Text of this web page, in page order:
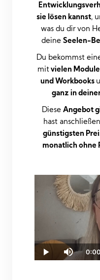
sie lösen kannst,
was du dir von
deine Seelen-
Du bekommst
mit vielen
und Workbooks
ganz in
Diese Angebot
hast
günstigsten
monatlich ohne
Play Mute 0:00